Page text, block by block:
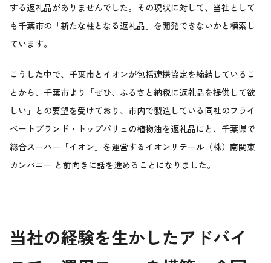
する返礼品がありませんでした。その現状に対して、当社として
も千葉市の「新たな柱となる返礼品」を開発できないかと模索し
ています。
こうした中で、千葉市とイオンが包括連携協定を締結しているこ
とから、千葉市より「ぜひ、ふるさと納税に返礼品を提供して欲
しい」との要望を受けており、市内で製造している同社のプライ
ベートブランド・トップバリュの植物油を返礼品にと、千葉県で
総合スーパー「イオン」を運営するイオンリテール（株）南関東
カンパニー と前向きに話を進めることになりました。
当社の経験を生かしたアドバイ